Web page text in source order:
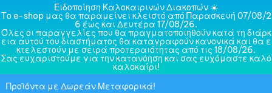
Ειδοποίηση Καλοκαιρινών Διακοπών ☀️
Το e-shop μας θα παραμείνει κλειστό από Παρασκευή 07/08/2
6 έως και Δευτέρα 17/08/26.
Όλες οι παραγγελίες που θα πραγματοποιηθούν κατά τη διάρκ
εια αυτού του διαστήματος θα καταγραφούν κανονικά και θα ε
κτελεστούν με σειρά προτεραιότητας από τις 18/08/26.
Σας ευχαριστούμε για την κατανόηση και σας ευχόμαστε καλό
καλοκαίρι!
Προϊόντα με Δωρεάν Μεταφορικά!